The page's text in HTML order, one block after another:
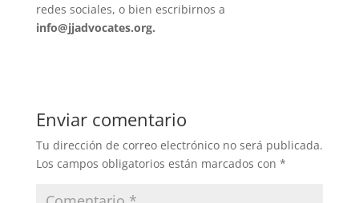
redes sociales, o bien escribirnos a
info@jjadvocates.org.
Enviar comentario
Tu dirección de correo electrónico no será publicada.
Los campos obligatorios están marcados con *